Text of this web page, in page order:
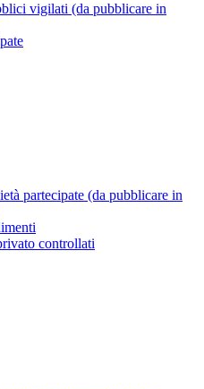
vigilati (da pubblicare in
partecipate (da pubblicare in
controllati